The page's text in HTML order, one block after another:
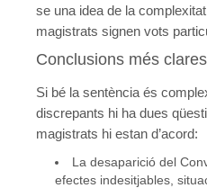
se una idea de la
magistrats signen vots
Conclusions més clares
Si bé la sentència és
discrepants hi ha dues
magistrats hi estan d’acord:
La desaparició del
efectes indesitjables,